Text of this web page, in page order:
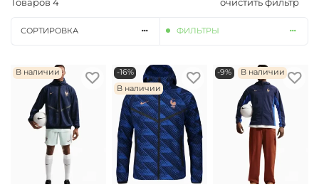
Товаров 4 очистить фильтр
СОРТИРОВКА ФИЛЬТРЫ
В наличии
-16%
В наличии
-9% В наличии